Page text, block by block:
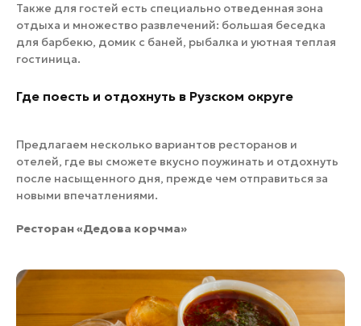
Также для гостей есть специально отведенная зона
отдыха и множество развлечений: большая беседка
для барбекю, домик с баней, рыбалка и уютная теплая
гостиница.
Где поесть и отдохнуть в Рузском округе
Предлагаем несколько вариантов ресторанов и
отелей, где вы сможете вкусно поужинать и отдохнуть
после насыщенного дня, прежде чем отправиться за
новыми впечатлениями.
Ресторан «Дедова корчма»